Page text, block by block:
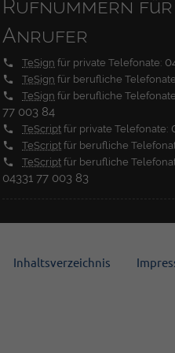
Rufnummern
Anrufer
TeSign für private Telefonate:
TeSign für berufliche
TeSign für berufliche
77 003 84
TeScript für private Telefonate:
TeScript für berufliche
TeScript für berufliche
04331 77 003 83
Inhaltsverzeichnis